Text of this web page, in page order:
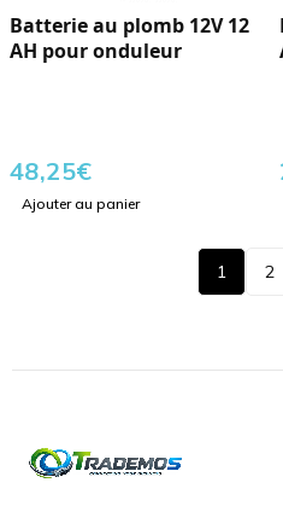
Batterie au plomb 12V 12
AH pour onduleur
48,25€
Ajouter au panier
1 2